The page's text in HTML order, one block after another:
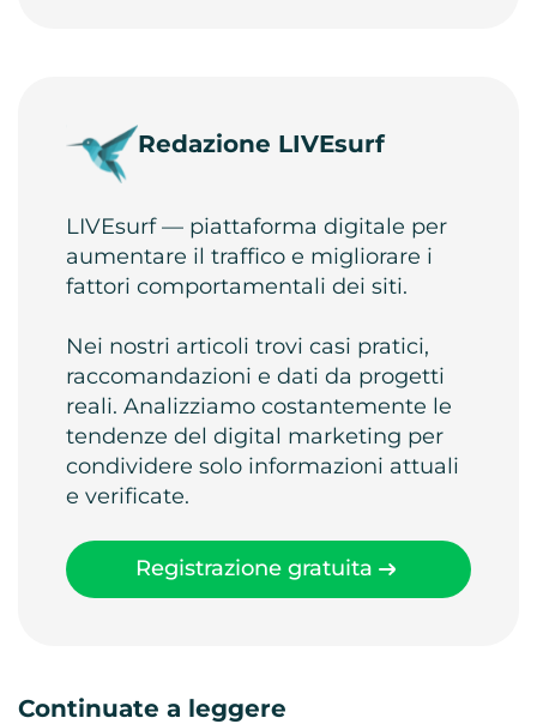
Redazione LIVEsurf
LIVEsurf — piattaforma digitale per
aumentare il traffico e migliorare i
fattori comportamentali dei siti.
Nei nostri articoli trovi casi pratici,
raccomandazioni e dati da progetti
reali. Analizziamo costantemente le
tendenze del digital marketing per
condividere solo informazioni attuali
e verificate.
Registrazione gratuita
Continuate a leggere